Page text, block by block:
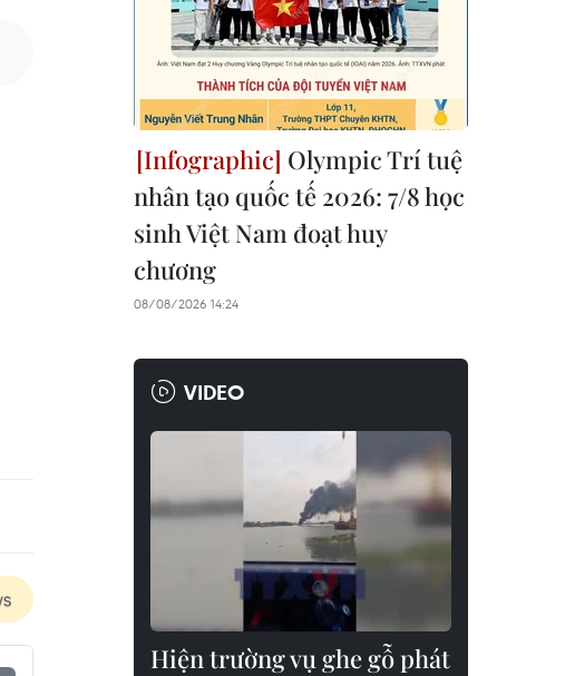
Olympic Trí tuệ
nhân tạo quốc tế 2026: 7/8 học
sinh Việt Nam đoạt huy
chương
08/08/2026 14:24
VIDEO
Hiện trường vụ ghe gỗ phát